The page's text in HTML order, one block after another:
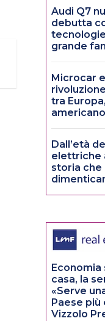
Audi Q7
debutta
grande
Microcar
tra
americano
Dall’età
elettriche
storia che
casa, la
«Serve
Paese più
Vizzolo